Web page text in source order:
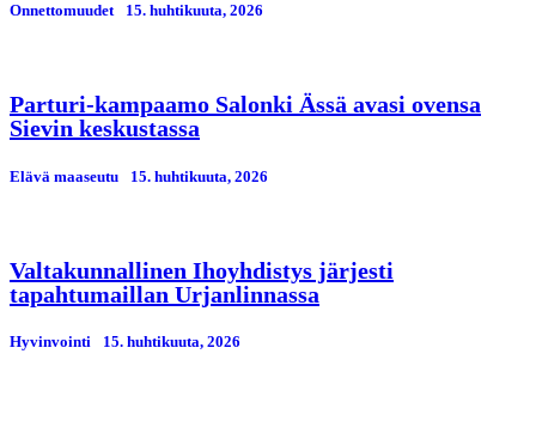
Onnettomuudet 15. huhtikuuta, 2026
Parturi-kampaamo Salonki Ässä avasi ovensa
Sievin keskustassa
Elävä maaseutu 15. huhtikuuta, 2026
Valtakunnallinen Ihoyhdistys järjesti
tapahtumaillan Urjanlinnassa
Hyvinvointi 15. huhtikuuta, 2026